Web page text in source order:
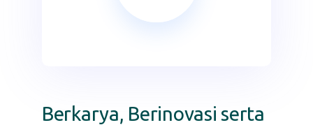
Berkarya, Berinovasi serta